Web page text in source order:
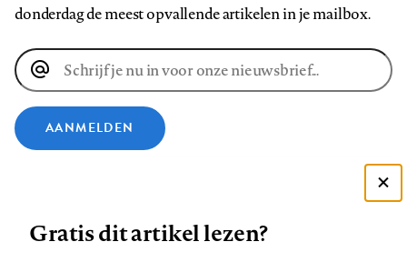
donderdag de meest opvallende artikelen in je mailbox.
E-
mailadres
AANMELDEN
Volg Volg Volg Volg Volg
Zie onze cookie policy
Gratis dit artikel lezen?